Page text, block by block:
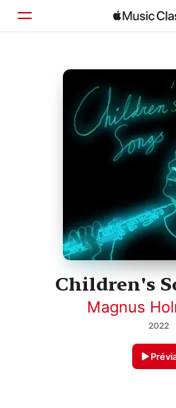
Início
Explorar
Buscar
Children's
Magnus
2022